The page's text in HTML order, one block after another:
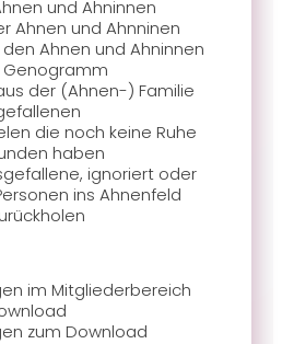
und Ahninnen
Ahnen und Ahnninen
Ahnen und Ahninnen
Genogramm
aus der (Ahnen-) Familie
die noch keine Ruhe
haben
ignoriert oder
ins Ahnenfeld
im Mitgliederbereich
zum Download